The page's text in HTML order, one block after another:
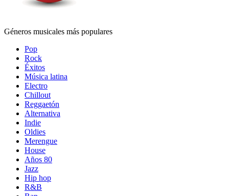
Géneros musicales más populares
Pop
Rock
Éxitos
Música latina
Electro
Chillout
Reggaetón
Alternativa
Indie
Oldies
Merengue
House
Años 80
Jazz
Hip hop
R&B